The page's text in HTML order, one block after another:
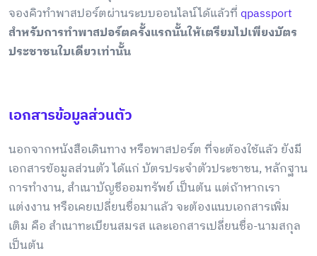
จองคิวทำพาสปอร์ตผ่านระบบออนไลน์ได้แล้วที่qpassport
สำหรับการทำพาสปอร์ตครั้งแรกนั้นให้เตรียมไปเพียงบัตร
ประชาชนใบเดียวเท่านั้น
เอกสารข้อมูลส่วนตัว
นอกจากหนังสือเดินทาง หรือพาสปอร์ต ที่จะต้องใช้แล้ว ยังมี
เอกสารข้อมูลส่วนตัว ได้แก่บัตรประจำตัวประชาชน, หลักฐาน
การทำงาน, สำเนาบัญชีออมทรัพย์ เป็นต้น แต่ถ้าหากเรา
แต่งงาน หรือเคยเปลี่ยนชื่อมาแล้ว จะต้องแนบเอกสารเพิ่ม
เติม คือ สำเนาทะเบียนสมรส และเอกสารเปลี่ยนชื่อ-นามสกุล
เป็นต้น